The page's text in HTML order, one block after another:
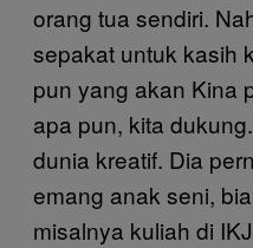
orang tua sendiri.
sepakat untuk kasih
pun yang akan Kina
apa pun, kita
dunia kreatif. Dia
emang anak seni,
misalnya kuliah di